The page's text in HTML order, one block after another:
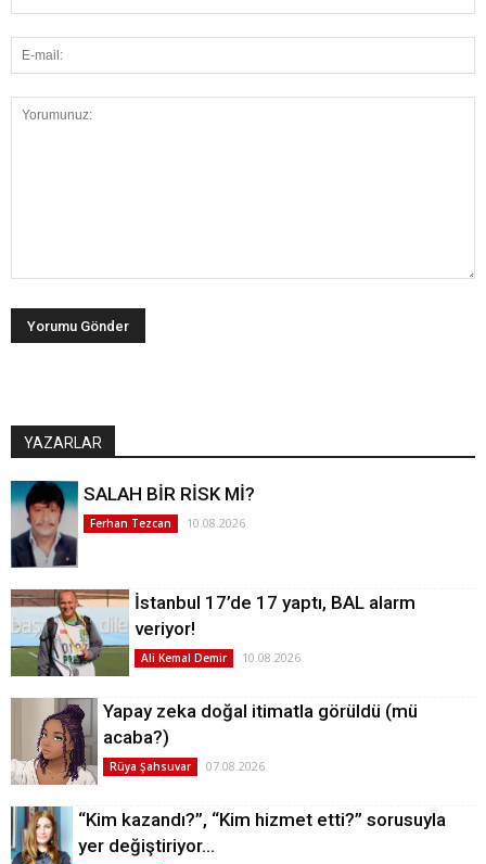
YAZARLAR
SALAH BİR RİSK Mİ?
Ferhan Tezcan 10.08.2026
İstanbul 17’de 17 yaptı, BAL alarm
veriyor!
Ali Kemal Demir 10.08.2026
Yapay zeka doğal itimatla görüldü (mü
acaba?)
Rüya Şahsuvar 07.08.2026
“Kim kazandı?”, “Kim hizmet etti?” sorusuyla
yer değiştiriyor…